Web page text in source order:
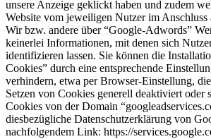
unsere Anzeige geklickt haben und zudem
Website vom jeweiligen Nutzer im Anschluss
Wir bzw. andere über “Google-Adwords”
keinerlei Informationen, mit denen sich
identifizieren lassen. Sie können die
Cookies” durch eine entsprechende
verhindern, etwa per Browser-Einstellung,
Setzen von Cookies generell deaktiviert oder
Cookies von der Domain
diesbezügliche Datenschutzerklärung von
nachfolgendem Link: https://